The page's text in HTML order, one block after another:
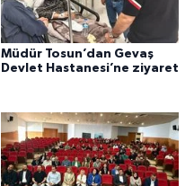
Müdür Tosun’dan Gevaş
Devlet Hastanesi’ne ziyaret